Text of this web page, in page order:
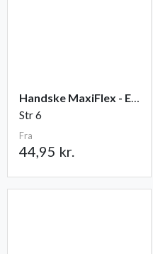
Handske MaxiFlex - Endurance
Str 6
Fra
44,95 kr.